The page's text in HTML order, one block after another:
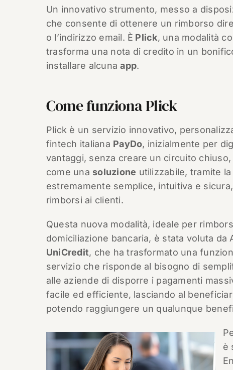
Un innovativo strumento, messo a
che consente di ottenere un rimborso
o l’indirizzo email. È Plick, una modalità
trasforma una nota di credito in un
installare alcunaapp.
Come funziona Plick
Plick è un servizio innovativo,
fintech italiana PayDo, inizialmente per
vantaggi, senza creare un circuito
come una soluzione utilizzabile, tramite
estremamente semplice, intuitiva e
rimborsi ai clienti.
Questa nuova modalità, ideale per
domiciliazione bancaria, è stata voluta da
UniCredit, che ha trasformato una
servizio che risponde al bisogno di
alle aziende di disporre i pagamenti
facile ed efficiente, lasciando al
potendo raggiungere un qualunque
è